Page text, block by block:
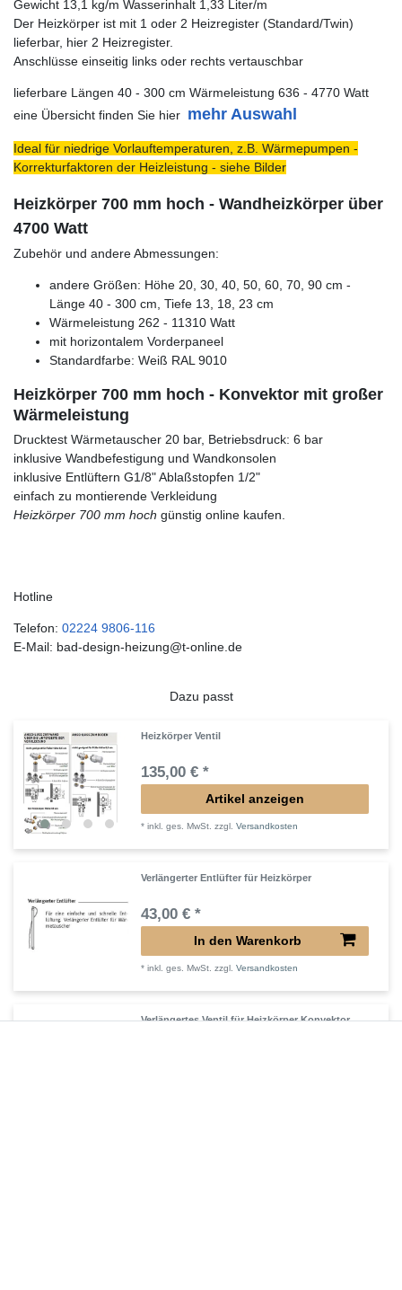
Gewicht 13,1 kg/m Wasserinhalt 1,33 Liter/m
Der Heizkörper ist mit 1 oder 2 Heizregister (Standard/Twin)
lieferbar, hier 2 Heizregister.
Anschlüsse einseitig links oder rechts vertauschbar
lieferbare Längen 40 - 300 cm Wärmeleistung 636 - 4770 Watt
eine Übersicht finden Sie hier mehr Auswahl
Ideal für niedrige Vorlauftemperaturen, z.B. Wärmepumpen -
Korrekturfaktoren der Heizleistung - siehe Bilder
Heizkörper 700 mm hoch - Wandheizkörper über
4700 Watt
Zubehör und andere Abmessungen:
andere Größen: Höhe 20, 30, 40, 50, 60, 70, 90 cm -
Länge 40 - 300 cm, Tiefe 13, 18, 23 cm
Wärmeleistung 262 - 11310 Watt
mit horizontalem Vorderpaneel
Standardfarbe: Weiß RAL 9010
Heizkörper 700 mm hoch - Konvektor mit großer
Wärmeleistung
Drucktest Wärmetauscher 20 bar, Betriebsdruck: 6 bar
inklusive Wandbefestigung und Wandkonsolen
inklusive Entlüftern G1/8" Ablaßstopfen 1/2"
einfach zu montierende Verkleidung
Heizkörper 700 mm hoch günstig online kaufen.
Hotline
Telefon: 02224 9806-116
E-Mail: bad-design-heizung@t-online.de
Dazu passt
Heizkörper Ventil
135,00 € *
Artikel anzeigen
*inkl. ges. MwSt. zzgl.Versandkosten
Verlängerter Entlüfter für Heizkörper
43,00 € *
In den Warenkorb
*inkl. ges. MwSt. zzgl.Versandkosten
Verlängertes Ventil für Heizkörper Konvektor